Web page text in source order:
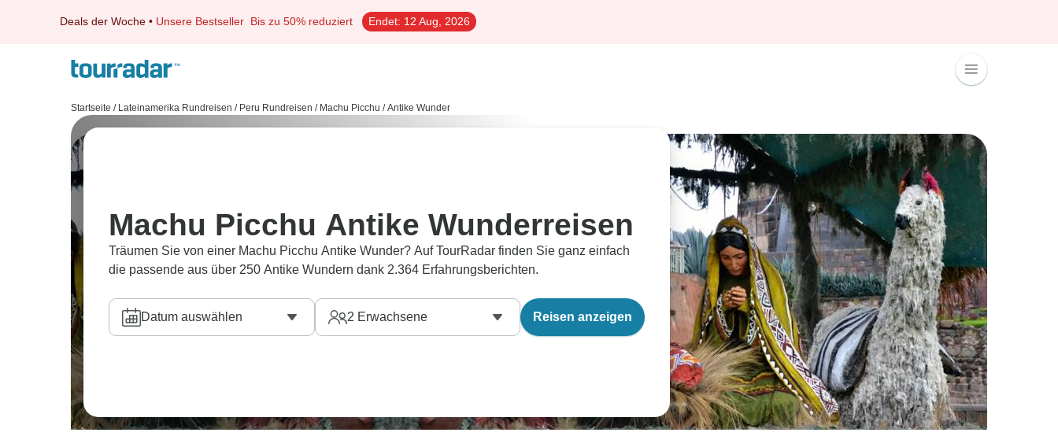
Deals der Woche • Unsere Bestseller Bis zu 50% reduziert Endet: 12 Aug, 2026
Startseite / Lateinamerika Rundreisen / Peru Rundreisen / Machu Picchu / Antike Wunder
Machu Picchu Antike Wunderreisen
Träumen Sie von einer Machu Picchu Antike Wunder? Auf TourRadar finden Sie ganz einfach
die passende aus über 250 Antike Wundern dank 2.364 Erfahrungsberichten.
Datum auswählen 2 Erwachsene Reisen anzeigen